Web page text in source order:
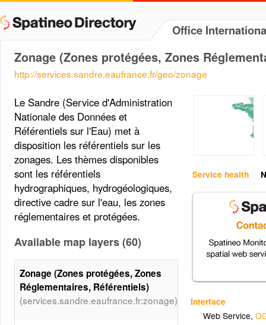
Office
Zonage (Zones protégées, Zones
http://services.sandre.eaufrance.fr/geo/zonage
Service health
Interface
Web Service,
Le Sandre (Service d'Administration
Nationale des Données et
Référentiels sur l'Eau) met à
disposition les référentiels sur les
zonages. Les thèmes disponibles
sont les référentiels
hydrographiques, hydrogéologiques,
directive cadre sur l'eau, les zones
réglementaires et protégées.
Available map layers (60)
Zonage (Zones protégées, Zones
Réglementaires, Référentiels)
(services.sandre.eaufrance.fr:zonage)